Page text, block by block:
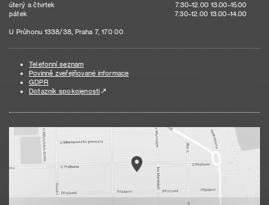
úterý a čtvrtek
7.30–12.00 13.00–15.00
pátek
7.30–12.00 13.00–14.00
U Průhonu 1338/38, Praha 7, 170 00
Telefonní seznam
Povinně zveřejňované informace
GDPR
Dotazník spokojenosti